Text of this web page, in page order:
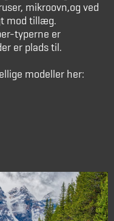
mikroovn,og ved
mod tillæg.
typerne er
er plads til.
modeller her: